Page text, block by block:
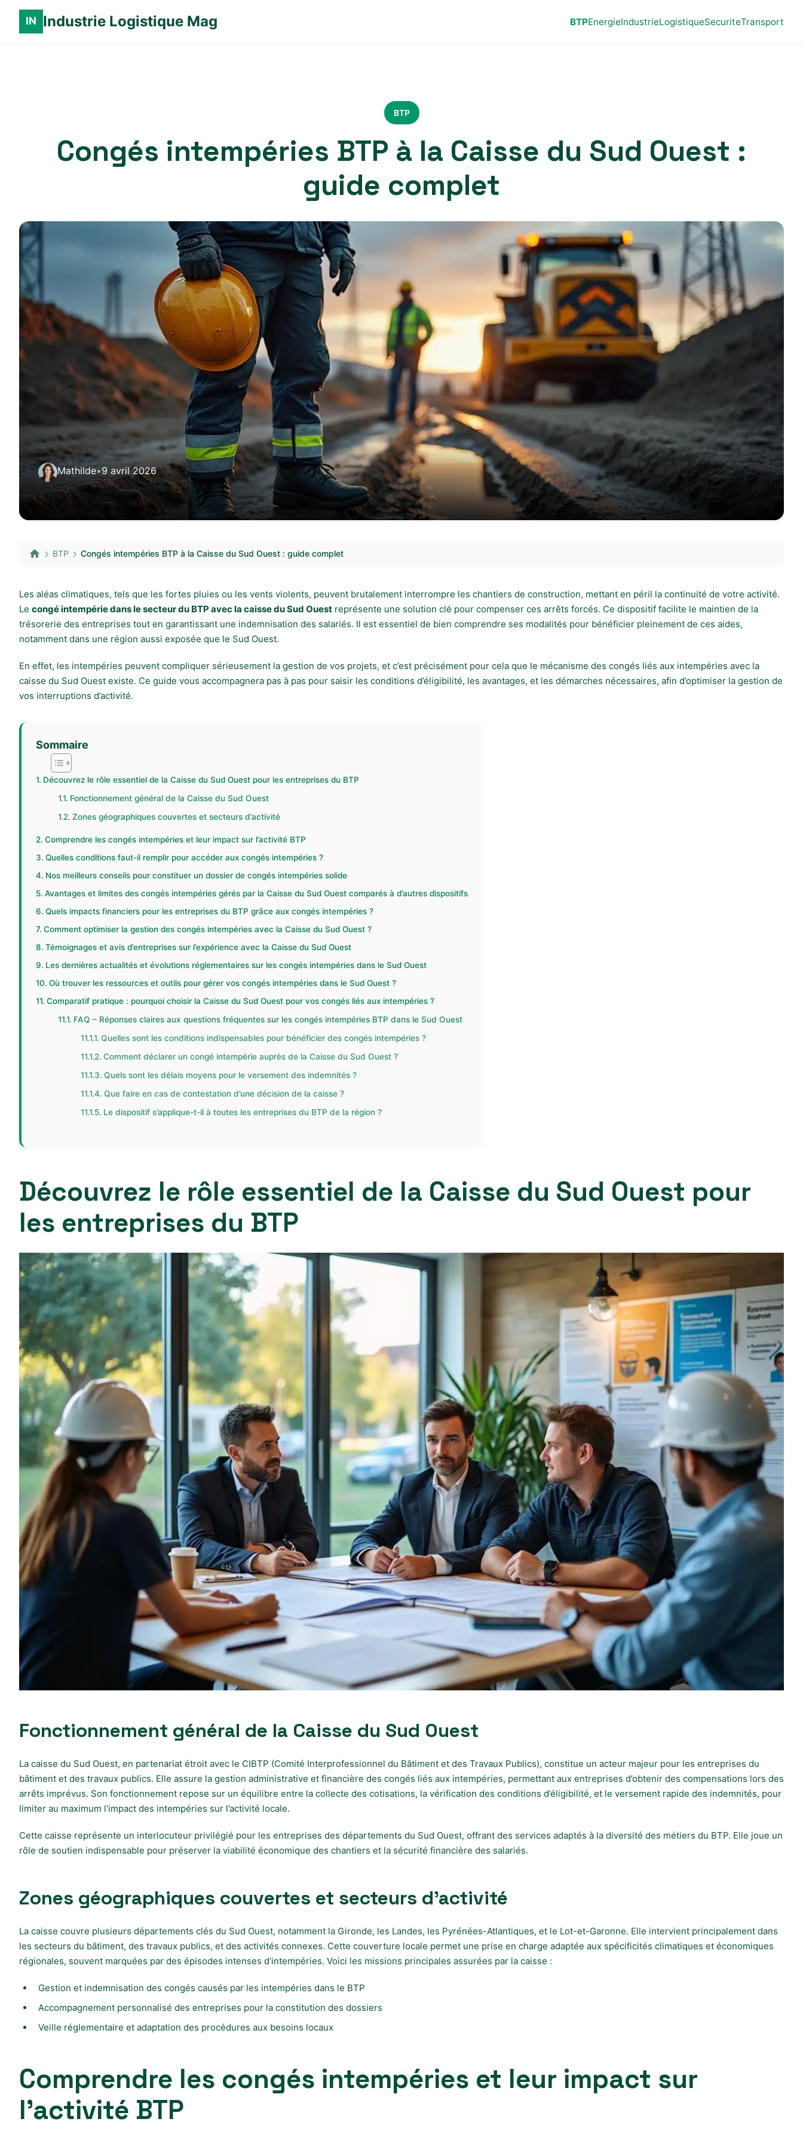
Industrie Logistique Mag BTPEnergieIndustrieLogistiqueSecuriteTransport
BTP
Congés intempéries BTP à la Caisse du Sud Ouest :
guide complet
Mathilde•9 avril 2026
BTP Congés intempéries BTP à la Caisse du Sud Ouest : guide complet
Les aléas climatiques, tels que les fortes pluies ou les vents violents, peuvent brutalement interrompre les chantiers de construction, mettant en péril la continuité de votre activité.
Le congé intempérie dans le secteur du BTP avec la caisse du Sud Ouest représente une solution clé pour compenser ces arrêts forcés. Ce dispositif facilite le maintien de la
trésorerie des entreprises tout en garantissant une indemnisation des salariés. Il est essentiel de bien comprendre ses modalités pour bénéficier pleinement de ces aides,
notamment dans une région aussi exposée que le Sud Ouest.
En effet, les intempéries peuvent compliquer sérieusement la gestion de vos projets, et c’est précisément pour cela que le mécanisme des congés liés aux intempéries avec la
caisse du Sud Ouest existe. Ce guide vous accompagnera pas à pas pour saisir les conditions d’éligibilité, les avantages, et les démarches nécessaires, afin d’optimiser la gestion de
vos interruptions d’activité.
Sommaire
Découvrez le rôle essentiel de la Caisse du Sud Ouest pour les entreprises du BTP
Fonctionnement général de la Caisse du Sud Ouest
Zones géographiques couvertes et secteurs d’activité
Comprendre les congés intempéries et leur impact sur l’activité BTP
Quelles conditions faut-il remplir pour accéder aux congés intempéries ?
Nos meilleurs conseils pour constituer un dossier de congés intempéries solide
Avantages et limites des congés intempéries gérés par la Caisse du Sud Ouest comparés à d’autres dispositifs
Quels impacts financiers pour les entreprises du BTP grâce aux congés intempéries ?
Comment optimiser la gestion des congés intempéries avec la Caisse du Sud Ouest ?
Témoignages et avis d’entreprises sur l’expérience avec la Caisse du Sud Ouest
Les dernières actualités et évolutions réglementaires sur les congés intempéries dans le Sud Ouest
Où trouver les ressources et outils pour gérer vos congés intempéries dans le Sud Ouest ?
Comparatif pratique : pourquoi choisir la Caisse du Sud Ouest pour vos congés liés aux intempéries ?
FAQ – Réponses claires aux questions fréquentes sur les congés intempéries BTP dans le Sud Ouest
Quelles sont les conditions indispensables pour bénéficier des congés intempéries ?
Comment déclarer un congé intempérie auprès de la Caisse du Sud Ouest ?
Quels sont les délais moyens pour le versement des indemnités ?
Que faire en cas de contestation d’une décision de la caisse ?
Le dispositif s’applique-t-il à toutes les entreprises du BTP de la région ?
Découvrez le rôle essentiel de la Caisse du Sud Ouest pour
les entreprises du BTP
Fonctionnement général de la Caisse du Sud Ouest
La caisse du Sud Ouest, en partenariat étroit avec le CIBTP (Comité Interprofessionnel du Bâtiment et des Travaux Publics), constitue un acteur majeur pour les entreprises du
bâtiment et des travaux publics. Elle assure la gestion administrative et financière des congés liés aux intempéries, permettant aux entreprises d’obtenir des compensations lors des
arrêts imprévus. Son fonctionnement repose sur un équilibre entre la collecte des cotisations, la vérification des conditions d’éligibilité, et le versement rapide des indemnités, pour
limiter au maximum l’impact des intempéries sur l’activité locale.
Cette caisse représente un interlocuteur privilégié pour les entreprises des départements du Sud Ouest, offrant des services adaptés à la diversité des métiers du BTP. Elle joue un
rôle de soutien indispensable pour préserver la viabilité économique des chantiers et la sécurité financière des salariés.
Zones géographiques couvertes et secteurs d’activité
La caisse couvre plusieurs départements clés du Sud Ouest, notamment la Gironde, les Landes, les Pyrénées-Atlantiques, et le Lot-et-Garonne. Elle intervient principalement dans
les secteurs du bâtiment, des travaux publics, et des activités connexes. Cette couverture locale permet une prise en charge adaptée aux spécificités climatiques et économiques
régionales, souvent marquées par des épisodes intenses d’intempéries. Voici les missions principales assurées par la caisse :
Gestion et indemnisation des congés causés par les intempéries dans le BTP
Accompagnement personnalisé des entreprises pour la constitution des dossiers
Veille réglementaire et adaptation des procédures aux besoins locaux
Comprendre les congés intempéries et leur impact sur
l’activité BTP